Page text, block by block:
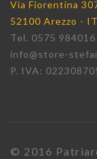
Via Fiorentina
52100 Arezzo -
Tel. 0575 984016
info@store-
P. IVA:
© 2016